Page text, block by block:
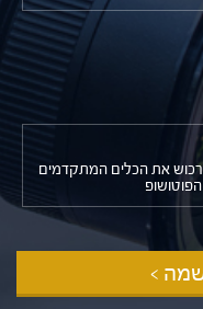
לרכוש את הכלים המתקדמים
>